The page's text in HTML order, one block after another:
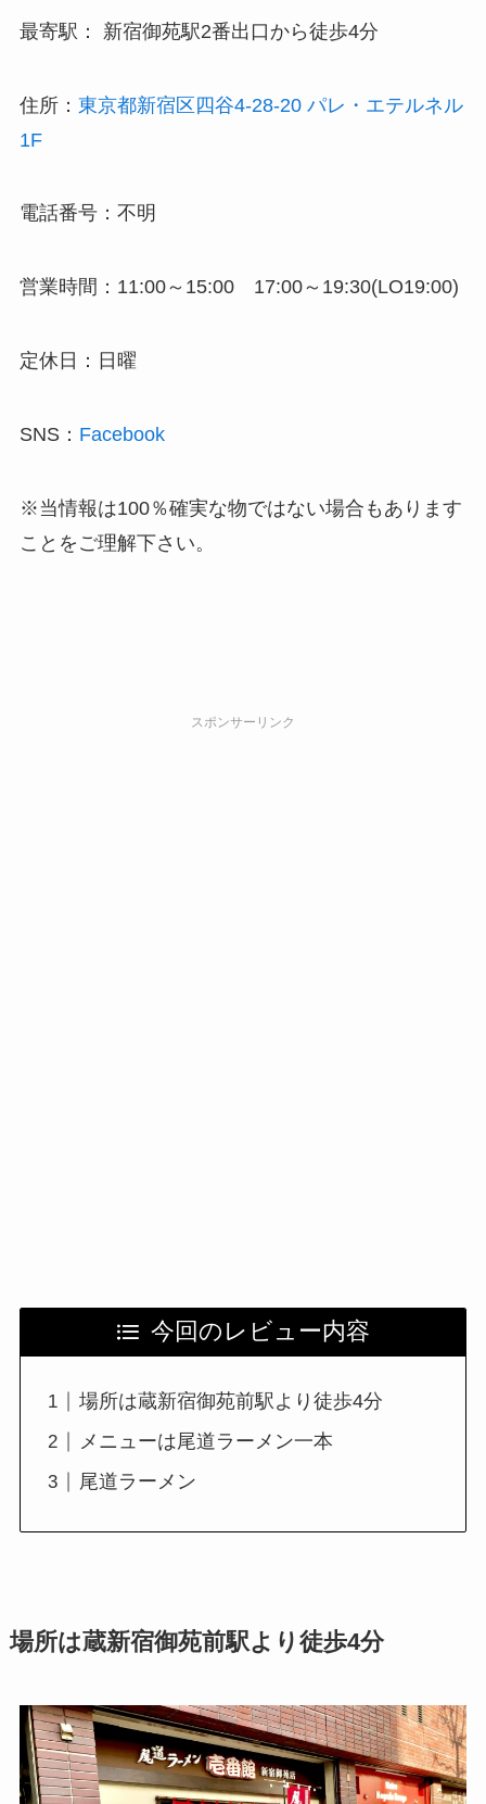
最寄駅： 新宿御苑駅2番出口から徒歩4分
住所： 東京都新宿区四谷4-28-20 パレ・エテルネル
1F
電話番号：不明
営業時間：11:00～15:00 17:00～19:30(LO19:00)
定休日：日曜
SNS： Facebook
※当情報は100％確実な物ではない場合もあります
ことをご理解下さい。
スポンサーリンク
今回のレビュー内容
場所は蔵新宿御苑前駅より徒歩4分
メニューは尾道ラーメン一本
尾道ラーメン
場所は蔵新宿御苑前駅より徒歩4分